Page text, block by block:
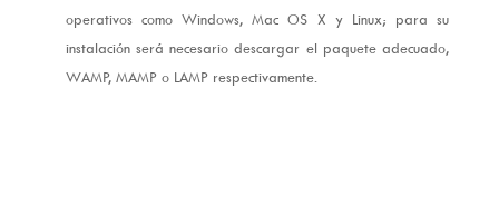
operativos como Windows, Mac OS X y Linux; para su
instalación será necesario descargar el paquete adecuado,
WAMP, MAMP o LAMP respectivamente.